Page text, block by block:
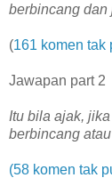
berbincang dan
(161 komen tak
Jawapan part 2
Itu bila ajak,
berbincang
(58 komen tak